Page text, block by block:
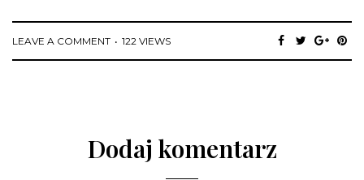
LEAVE A COMMENT 122 VIEWS
Dodaj komentarz